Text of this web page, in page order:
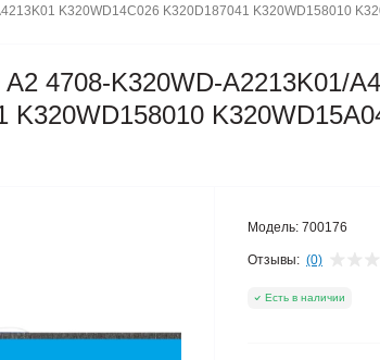
K320WD14C026 K320D187041 K320WD158010
4708-K320WD-A2213K01/
K320WD158010
Модель: 700176
Отзывы: (0)
Есть в наличии